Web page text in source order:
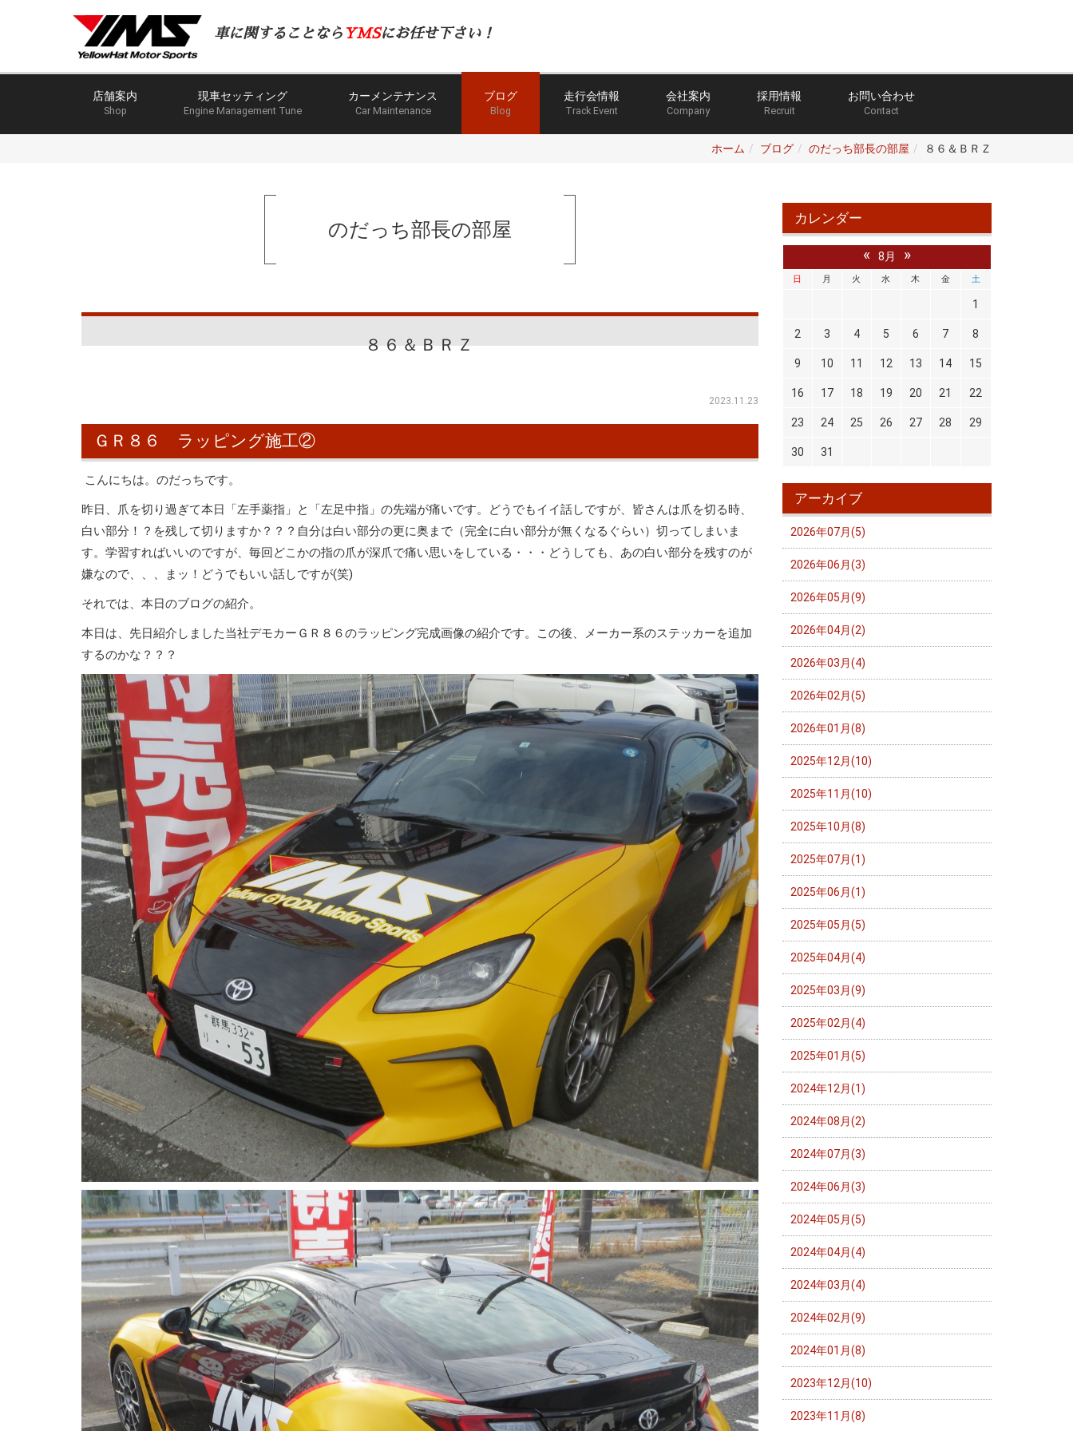
車に関することなら YMSにお任せ下さい！
店舗案内
Shop
現車セッティング
Engine Management Tune
カーメンテナンス
Car Maintenance
ブログ
Blog
走行会情報
Track Event
会社案内
Company
採用情報
Recruit
お問い合わせ
Contact
ホーム ブログ のだっち部長の部屋 ８６＆ＢＲＺ
のだっち部長の部屋
８６＆ＢＲＺ
2023.11.23
ＧＲ８６ ラッピング施工②
こんにちは。のだっちです。
昨日、爪を切り過ぎて本日「左手薬指」と「左足中指」の先端が痛いです。どうでもイイ話しですが、皆さんは爪を切る時、
白い部分！？を残して切りますか？？？自分は白い部分の更に奥まで（完全に白い部分が無くなるぐらい）切ってしまいま
す。学習すればいいのですが、毎回どこかの指の爪が深爪で痛い思いをしている・・・どうしても、あの白い部分を残すのが
嫌なので、、、まッ！どうでもいい話しですが(笑)
それでは、本日のブログの紹介。
本日は、先日紹介しました当社デモカーＧＲ８６のラッピング完成画像の紹介です。この後、メーカー系のステッカーを追加
するのかな？？？
カレンダー
« 8月 »
日 月 火 水 木 金 土
1
2 3 4 5 6 7 8
9 10 11 12 13 14 15
16 17 18 19 20 21 22
23 24 25 26 27 28 29
30 31
アーカイブ
2026年07月(5)
2026年06月(3)
2026年05月(9)
2026年04月(2)
2026年03月(4)
2026年02月(5)
2026年01月(8)
2025年12月(10)
2025年11月(10)
2025年10月(8)
2025年07月(1)
2025年06月(1)
2025年05月(5)
2025年04月(4)
2025年03月(9)
2025年02月(4)
2025年01月(5)
2024年12月(1)
2024年08月(2)
2024年07月(3)
2024年06月(3)
2024年05月(5)
2024年04月(4)
2024年03月(4)
2024年02月(9)
2024年01月(8)
2023年12月(10)
2023年11月(8)